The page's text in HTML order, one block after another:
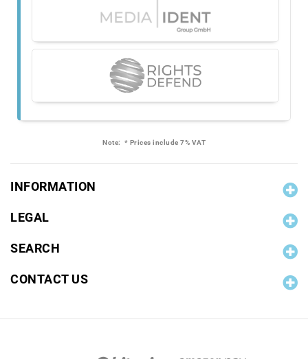
Note: * Prices include 7% VAT
INFORMATION
LEGAL
SEARCH
CONTACT US